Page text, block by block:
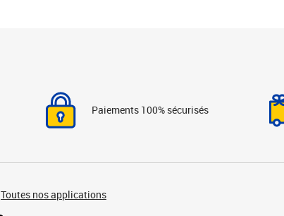
Paiements 100% sécurisés
Toutes nos applications